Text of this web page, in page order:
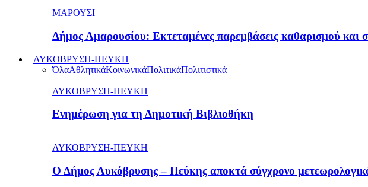
ΜΑΡΟΥΣΙ
Δήμος Αμαρουσίου: Εκτεταμένες παρεμβάσεις καθαρισμού και
ΛΥΚΟΒΡΥΣΗ-ΠΕΥΚΗ
ΌλαΑθλητικάΚοινωνικάΠολιτικάΠολιτιστικά
ΛΥΚΟΒΡΥΣΗ-ΠΕΥΚΗ
Ενημέρωση για τη Δημοτική Βιβλιοθήκη
ΛΥΚΟΒΡΥΣΗ-ΠΕΥΚΗ
Ο Δήμος Λυκόβρυσης – Πεύκης αποκτά σύγχρονο